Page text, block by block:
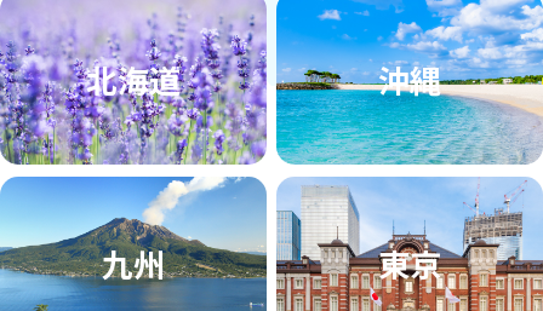
北海道 沖縄
九州 東京